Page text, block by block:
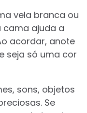
vela branca ou
cama ajuda a
acordar, anote
seja só uma cor
sons, objetos
Se